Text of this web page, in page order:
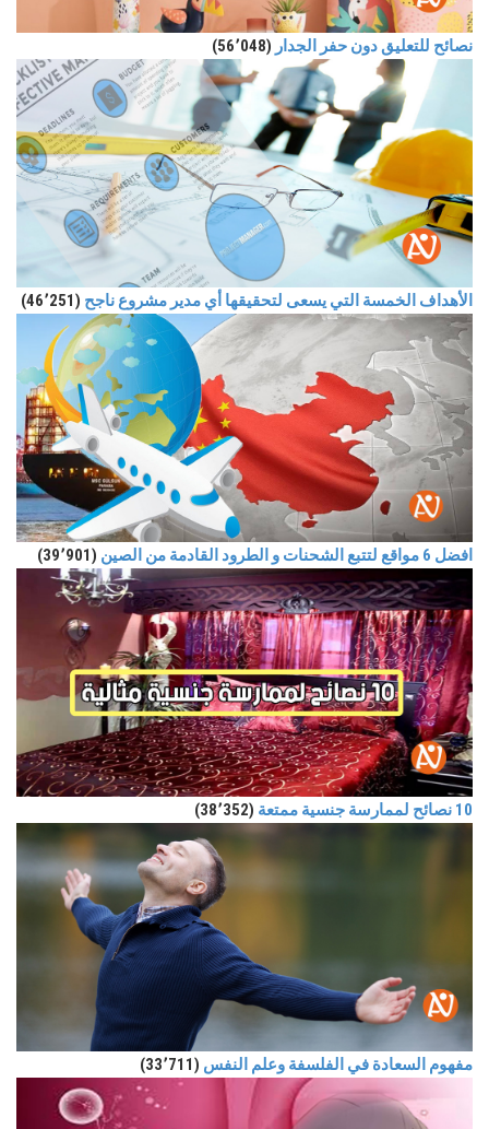
نصائح للتعليق دون حفر الجدار (56٬048)
الأهداف الخمسة التي يسعى لتحقيقها أي مدير مشروع ناجح (46٬251)
افضل 6 مواقع لتتبع الشحنات و الطرود القادمة من الصين (39٬901)
10 نصائح لممارسة جنسية ممتعة (38٬352)
مفهوم السعادة في الفلسفة وعلم النفس (33٬711)